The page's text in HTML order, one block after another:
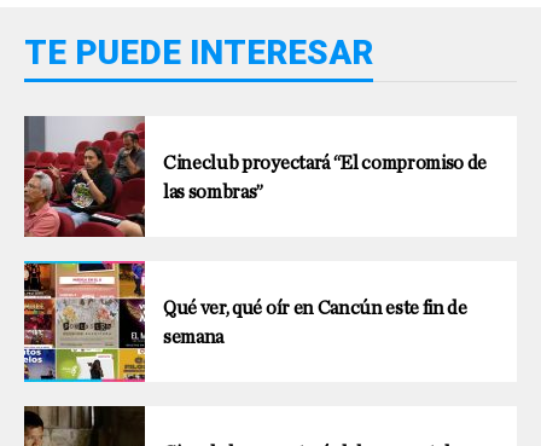
TE PUEDE INTERESAR
Cineclub proyectará “El compromiso de
las sombras”
Qué ver, qué oír en Cancún este fin de
semana